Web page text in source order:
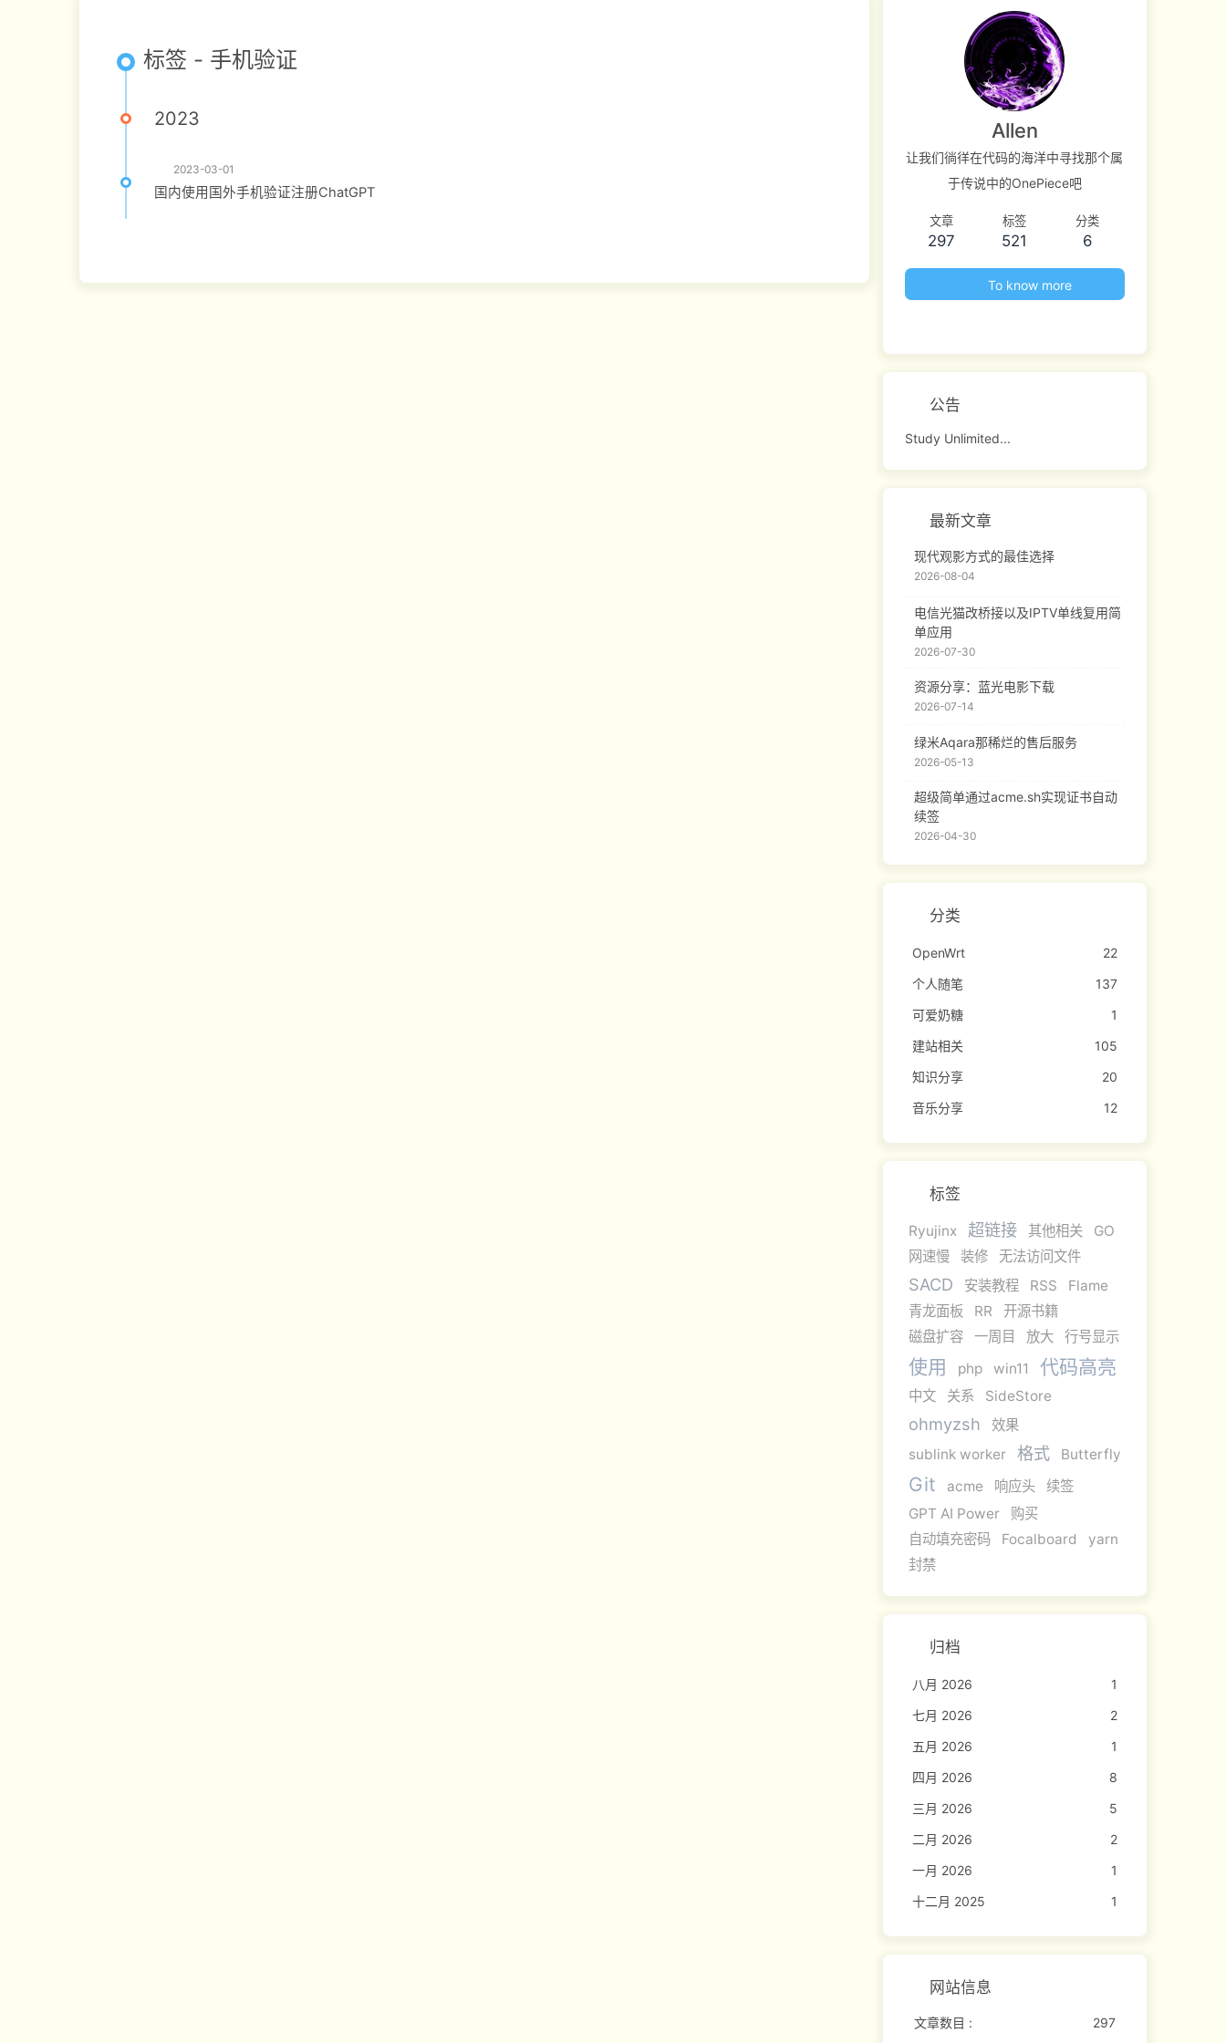
标签 - 手机验证
2023
2023-03-01
国内使用国外手机验证注册ChatGPT
Allen
让我们徜徉在代码的海洋中寻找那个属
于传说中的OnePiece吧
文章
297
标签
521
分类
6
To know more
公告
Study Unlimited...
最新文章
现代观影方式的最佳选择
2026-08-04
电信光猫改桥接以及IPTV单线复用简
单应用
2026-07-30
资源分享：蓝光电影下载
2026-07-14
绿米Aqara那稀烂的售后服务
2026-05-13
超级简单通过acme.sh实现证书自动
续签
2026-04-30
分类
OpenWrt
22
个人随笔
137
可爱奶糖
1
建站相关
105
知识分享
20
音乐分享
12
标签
Ryujinx 超链接 其他相关
GO
网速慢
装修 无法访问文件
SACD 安装教程 RSS
Flame
青龙面板
RR
开源书籍
磁盘扩容
一周目 放大 行号显示
使用 php win11 代码高亮
中文 关系 SideStore
ohmyzsh
效果
sublink worker
格式 Butterfly
Git acme 响应头
续签
GPT AI Power
购买
自动填充密码
Focalboard
yarn
封禁
归档
八月 2026
1
七月 2026
2
五月 2026
1
四月 2026
8
三月 2026
5
二月 2026
2
一月 2026
1
十二月 2025
1
网站信息
文章数目 :
297